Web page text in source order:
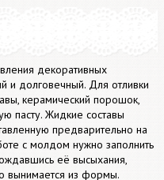
декоративных
и долговечный. Для отливки
керамический порошок,
пасту. Жидкие составы
предварительно на
с молдом нужно заполнить
её высыхания,
вынимается из формы.